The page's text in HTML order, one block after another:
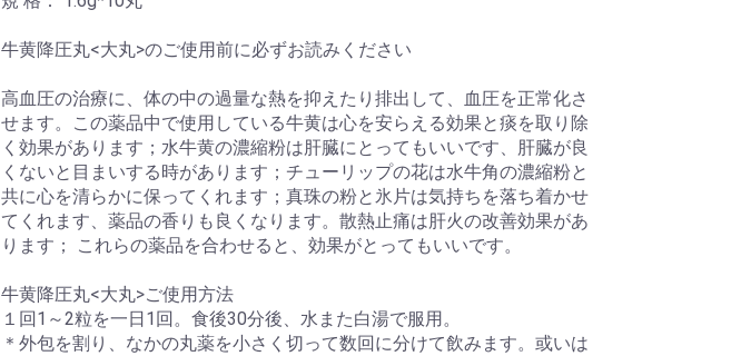
牛黄降圧丸<大丸>のご使用前に必ずお読みください
高血圧の治療に、体の中の過量な熱を抑えたり排出して、血圧を正常化さ
せます。この薬品中で使用している牛黄は心を安らえる効果と痰を取り除
く効果があります；水牛黄の濃縮粉は肝臓にとってもいいです、肝臓が良
くないと目まいする時があります；チューリップの花は水牛角の濃縮粉と
共に心を清らかに保ってくれます；真珠の粉と氷片は気持ちを落ち着かせ
てくれます、薬品の香りも良くなります。散熱止痛は肝火の改善効果があ
ります； これらの薬品を合わせると、効果がとってもいいです。
牛黄降圧丸<大丸>ご使用方法
１回1～2粒を一日1回。食後30分後、水また白湯で服用。
＊外包を割り、なかの丸薬を小さく切って数回に分けて飲みます。或いは